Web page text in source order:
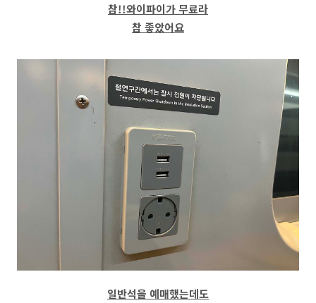
참!!와이파이가 무료라
참 좋았어요
일반석을 예매했는데도